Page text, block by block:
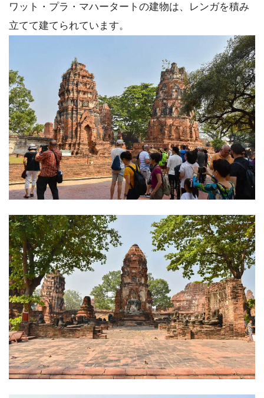
ワット・プラ・マハータートの建物は、レンガを積み
立てて建てられています。